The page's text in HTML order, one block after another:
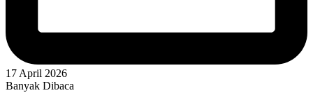
17 April 2026
Banyak Dibaca